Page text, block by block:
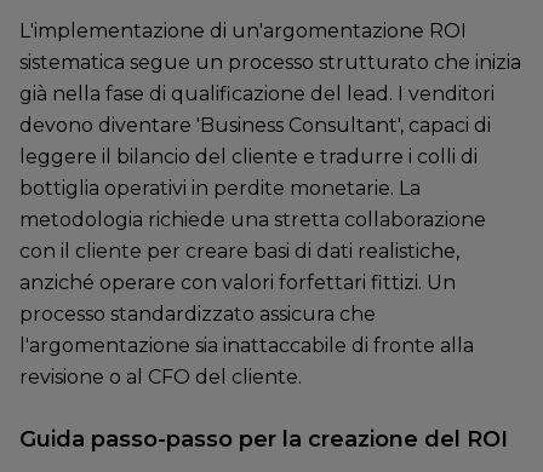
L'implementazione di un'argomentazione ROI
sistematica segue un processo strutturato che inizia
già nella fase di qualificazione del lead. I venditori
devono diventare 'Business Consultant', capaci di
leggere il bilancio del cliente e tradurre i colli di
bottiglia operativi in perdite monetarie. La
metodologia richiede una stretta collaborazione
con il cliente per creare basi di dati realistiche,
anziché operare con valori forfettari fittizi. Un
processo standardizzato assicura che
l'argomentazione sia inattaccabile di fronte alla
revisione o al CFO del cliente.
Guida passo-passo per la creazione del ROI